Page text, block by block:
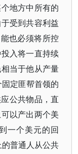
地方中所有的
受到共容利益
也必须将所控
入将一直持续
当于他从产量
定匪帮首领的
公共物品，直
以产出两个美
一个美元的回
普通人从公共